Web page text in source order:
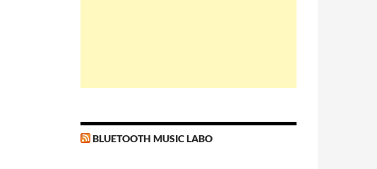
BLUETOOTH MUSIC LABO